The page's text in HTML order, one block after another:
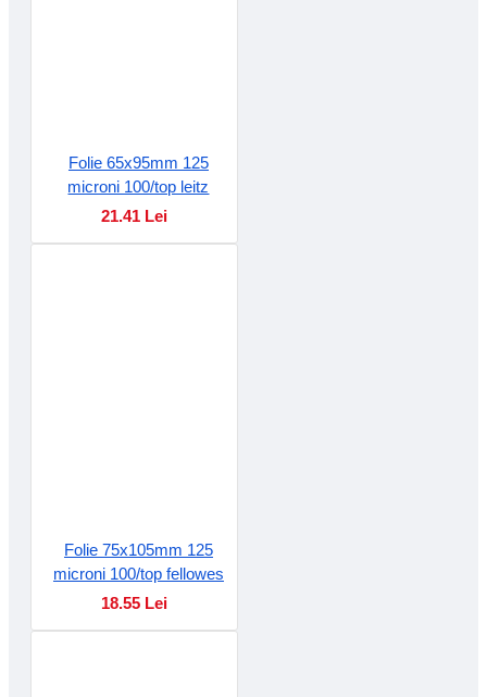
Folie 65x95mm 125
microni 100/top leitz
21.41 Lei
Folie 75x105mm 125
microni 100/top fellowes
18.55 Lei